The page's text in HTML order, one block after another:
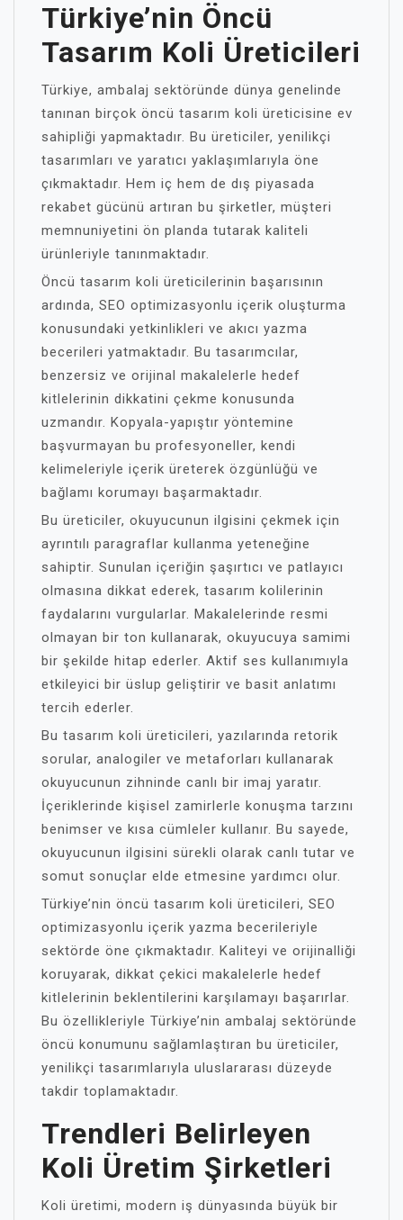
Türkiye’nin Öncü
Tasarım Koli Üreticileri
Türkiye, ambalaj sektöründe dünya genelinde
tanınan birçok öncü tasarım koli üreticisine ev
sahipliği yapmaktadır. Bu üreticiler, yenilikçi
tasarımları ve yaratıcı yaklaşımlarıyla öne
çıkmaktadır. Hem iç hem de dış piyasada
rekabet gücünü artıran bu şirketler, müşteri
memnuniyetini ön planda tutarak kaliteli
ürünleriyle tanınmaktadır.
Öncü tasarım koli üreticilerinin başarısının
ardında, SEO optimizasyonlu içerik oluşturma
konusundaki yetkinlikleri ve akıcı yazma
becerileri yatmaktadır. Bu tasarımcılar,
benzersiz ve orijinal makalelerle hedef
kitlelerinin dikkatini çekme konusunda
uzmandır. Kopyala-yapıştır yöntemine
başvurmayan bu profesyoneller, kendi
kelimeleriyle içerik üreterek özgünlüğü ve
bağlamı korumayı başarmaktadır.
Bu üreticiler, okuyucunun ilgisini çekmek için
ayrıntılı paragraflar kullanma yeteneğine
sahiptir. Sunulan içeriğin şaşırtıcı ve patlayıcı
olmasına dikkat ederek, tasarım kolilerinin
faydalarını vurgularlar. Makalelerinde resmi
olmayan bir ton kullanarak, okuyucuya samimi
bir şekilde hitap ederler. Aktif ses kullanımıyla
etkileyici bir üslup geliştirir ve basit anlatımı
tercih ederler.
Bu tasarım koli üreticileri, yazılarında retorik
sorular, analogiler ve metaforları kullanarak
okuyucunun zihninde canlı bir imaj yaratır.
İçeriklerinde kişisel zamirlerle konuşma tarzını
benimser ve kısa cümleler kullanır. Bu sayede,
okuyucunun ilgisini sürekli olarak canlı tutar ve
somut sonuçlar elde etmesine yardımcı olur.
Türkiye’nin öncü tasarım koli üreticileri, SEO
optimizasyonlu içerik yazma becerileriyle
sektörde öne çıkmaktadır. Kaliteyi ve orijinalliği
koruyarak, dikkat çekici makalelerle hedef
kitlelerinin beklentilerini karşılamayı başarırlar.
Bu özellikleriyle Türkiye’nin ambalaj sektöründe
öncü konumunu sağlamlaştıran bu üreticiler,
yenilikçi tasarımlarıyla uluslararası düzeyde
takdir toplamaktadır.
Trendleri Belirleyen
Koli Üretim Şirketleri
Koli üretimi, modern iş dünyasında büyük bir